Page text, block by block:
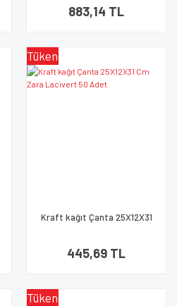
883,14 TL
Tükendi
Kraft kağıt Çanta 25X12X31
445,69 TL
Tükendi